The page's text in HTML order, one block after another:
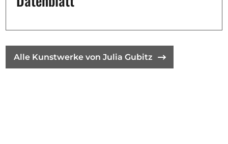
Kunstkalender
Magazin
Alle Kunstwerke von Julia Gubitz